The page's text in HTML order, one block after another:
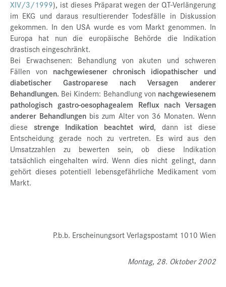
XIV/3/1999), ist dieses Präparat wegen der QT-Verlängerung
im EKG und daraus resultierender Todesfälle in Diskussion
gekommen. In den USA wurde es vom Markt genommen. In
Europa hat nun die europäische Behörde die Indikation
drastisch eingeschränkt.
Bei Erwachsenen: Behandlung von akuten und schweren
Fällen von nachgewiesener chronisch idiopathischer und
diabetischer Gastroparese
nach Versagen anderer
Behandlungen. Bei Kindern: Behandlung von nachgewiesenem
pathologisch gastro-oesophagealem Reflux nach Versagen
anderer Behandlungen bis zum Alter von 36 Monaten. Wenn
diese strenge Indikation beachtet wird, dann ist diese
Entscheidung gerade noch zu vertreten. Es wird aus den
Umsatzzahlen zu bewerten sein, ob diese Indikation
tatsächlich eingehalten wird. Wenn dies nicht gelingt, dann
gehört dieses potentiell lebensgefährliche Medikament vom
Markt.
P.b.b. Erscheinungsort Verlagspostamt 1010 Wien
Montag, 28. Oktober 2002